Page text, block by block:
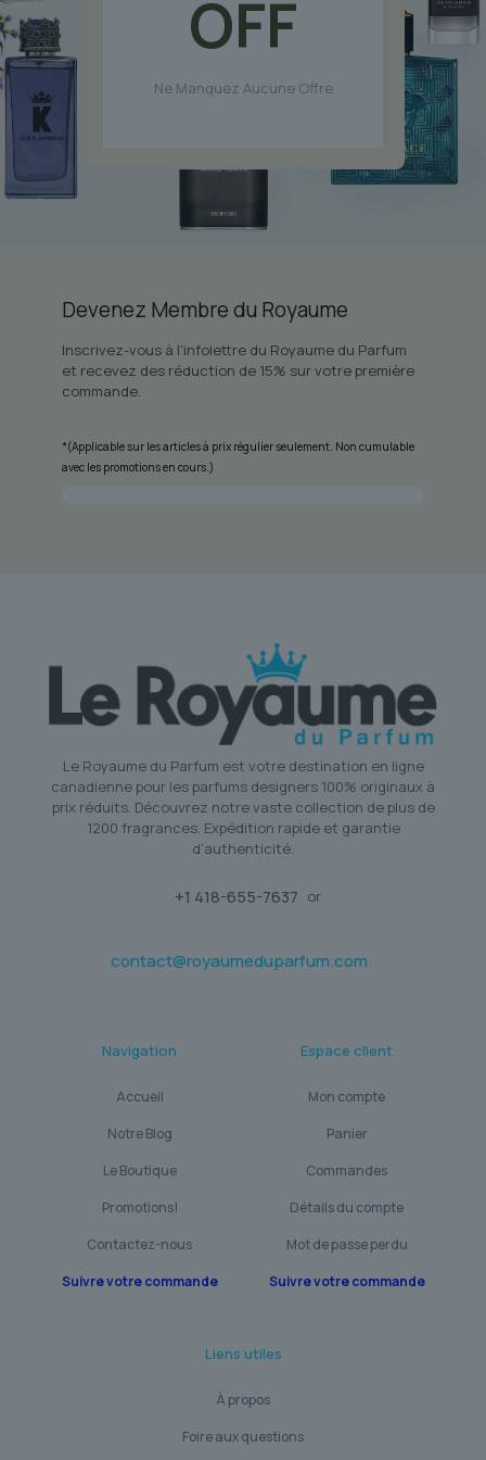
OFF
Ne Manquez Aucune Offre
Devenez Membre du Royaume
Inscrivez-vous à l'infolettre du Royaume du Parfum
et recevez des réduction de 15% sur votre première
commande.
*(Applicable sur les articles à prix régulier seulement. Non cumulable
avec les promotions en cours.)
Le Royaume du Parfum est votre destination en ligne
canadienne pour les parfums designers 100% originaux à
prix réduits. Découvrez notre vaste collection de plus de
1200 fragrances. Expédition rapide et garantie
d'authenticité.
+1 418-655-7637 or
contact@royaumeduparfum.com
Navigation
Accueil
Notre Blog
Le Boutique
Promotions!
Contactez-nous
Suivre votre commande
Espace client
Mon compte
Panier
Commandes
Détails du compte
Mot de passe perdu
Suivre votre commande
Liens utiles
À propos
Foire aux questions